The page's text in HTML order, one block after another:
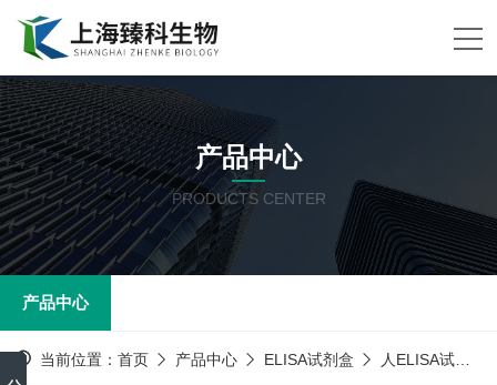
产品中心
PRODUCTS CENTER
产品中心
当前位置： 首页 产品中心 ELISA试剂盒 人ELISA试剂盒